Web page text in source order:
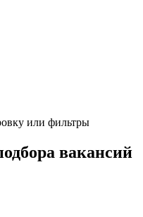
или фильтры
вакансий